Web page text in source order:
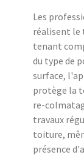
Les
réalisent le
tenant
du type de
surface,
protège la
re-
travaux
toiture,
présence